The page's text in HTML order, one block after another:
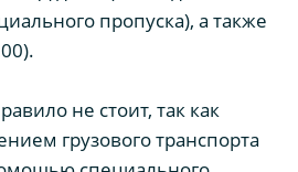
пропуска), а также
не стоит, так как
грузового транспорта